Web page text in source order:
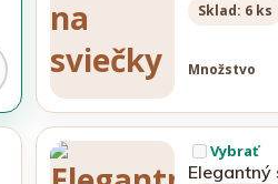
Sklad: 6 ks
Množstvo
Vybrať